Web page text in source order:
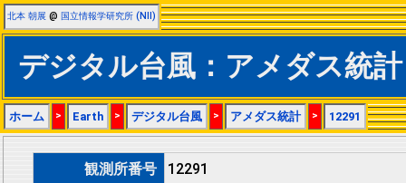
北本 朝展 @ 国立情報学研究所 (NII)
デジタル台風：アメダス統
ホーム > Earth > デジタル台風 > アメダス統計 > 12291
観測所番号
12291